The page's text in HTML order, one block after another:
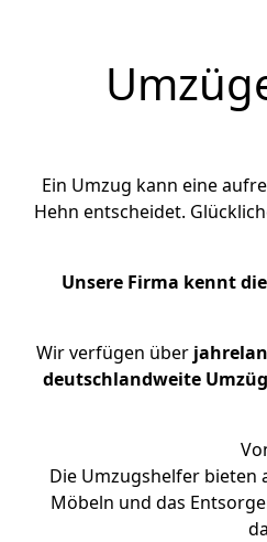
Ein Umzug kann eine
Hehn entscheidet.
Unsere Firma kennt
Wir verfügen über
deutschlandweite
Die Umzugshelfer bieten
Möbeln und das